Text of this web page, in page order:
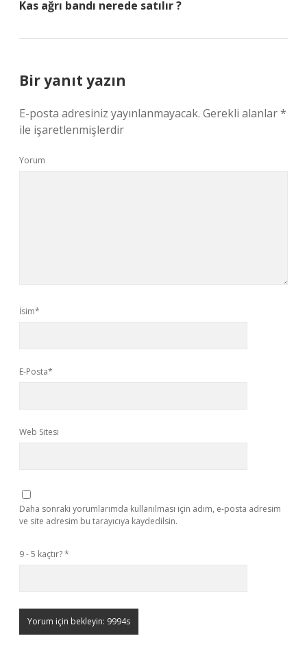
Kas ağrı bandı nerede satılır ?
Bir yanıt yazın
E-posta adresiniz yayınlanmayacak. Gerekli alanlar*
ile işaretlenmişlerdir
Yorum
İsim*
E-Posta*
Web Sitesi
Daha sonraki yorumlarımda kullanılması için adım, e-posta adresim
ve site adresim bu tarayıcıya kaydedilsin.
9 - 5 kaçtır?*